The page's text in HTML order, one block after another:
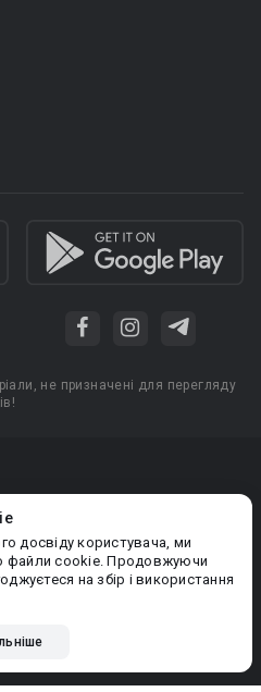
досвіду користувача, ми
файли cookie. Продовжуючи
на збір і використання
не призначені для перегляду
контенту